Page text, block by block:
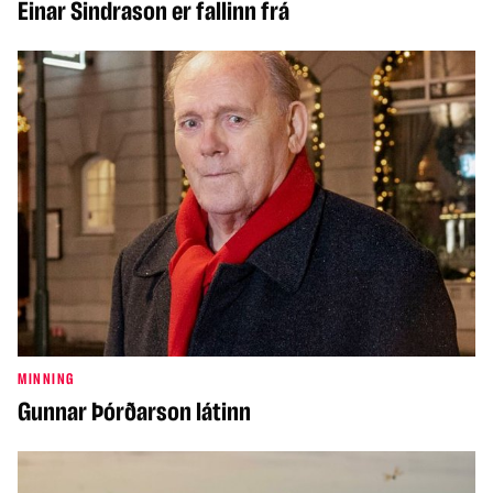
Einar Sindrason er fallinn frá
MINNING
Gunnar Þórðarson látinn